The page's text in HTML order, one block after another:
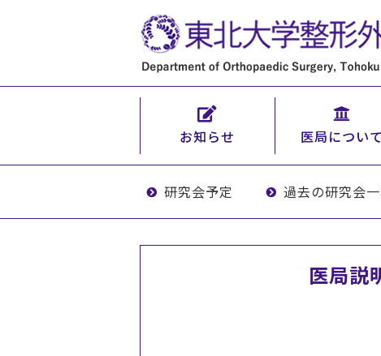
お知らせ 医局について
研究会予定 過去の研究会
医局説